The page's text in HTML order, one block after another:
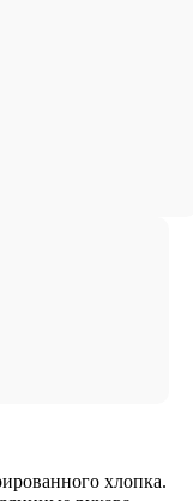
хлопка.